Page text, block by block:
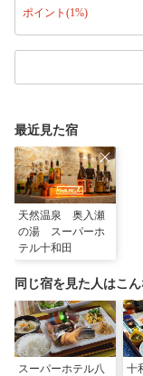
ポイント(1%)
最近見た宿
天然温泉 奥入瀬
の湯 スーパーホ
テル十和田
同じ宿を見た人はこ
スーパーホテル八
十